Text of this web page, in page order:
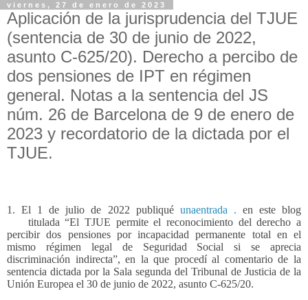
viernes, 27 de enero de 2023
Aplicación de la jurisprudencia del TJUE
(sentencia de 30 de junio de 2022,
asunto C-625/20). Derecho a percibo de
dos pensiones de IPT en régimen
general. Notas a la sentencia del JS
núm. 26 de Barcelona de 9 de enero de
2023 y recordatorio de la dictada por el
TJUE.
1. El 1 de julio de 2022 publiqué unaentrada . en este blog
titulada “El TJUE permite el reconocimiento del derecho a
percibir dos pensiones por incapacidad permanente total en el
mismo régimen legal de Seguridad Social si se aprecia
discriminación indirecta”, en la que procedí al comentario de la
sentencia dictada por la Sala segunda del Tribunal de Justicia de la
Unión Europea el 30 de junio de 2022, asunto C-625/20.